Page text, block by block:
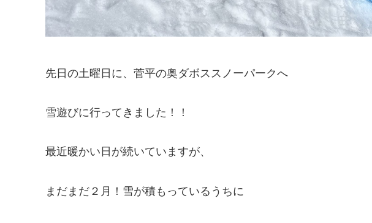
先日の土曜日に、菅平の奥ダボススノーパークへ
雪遊びに行ってきました！！
最近暖かい日が続いていますが、
まだまだ２月！雪が積もっているうちに